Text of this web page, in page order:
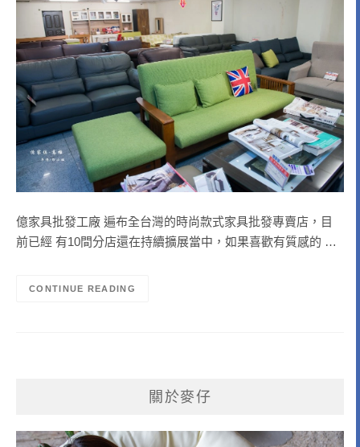
億家具批發工廠 遍布全台灣的時尚款式家具批發專賣店，目
前已經 有10間分店還在持續擴展當中，如果喜歡有質感的 …
CONTINUE READING
關於麥仔